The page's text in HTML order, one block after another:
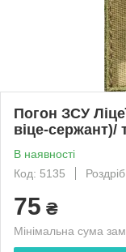
Погон ЗСУ
віце-сержант)/
В наявності
Код: 5135
Роздріб
75 ₴
Мінімальна сума